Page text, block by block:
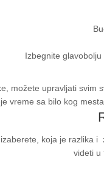
Izbegnite
možete upravljati
vreme sa bilo kog
koja je razlika
videti u